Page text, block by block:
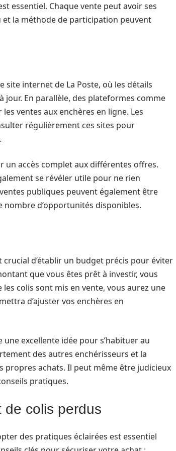
essentiel. Chaque vente peut avoir ses
la méthode de participation peuvent
site internet de La Poste, où les détails
En parallèle, des plateformes comme
ventes aux enchères en ligne. Les
régulièrement ces sites pour
accès complet aux différentes offres.
se révéler utile pour ne rien
publiques peuvent également être
d’opportunités disponibles.
crucial d’établir un budget précis pour éviter
que vous êtes prêt à investir, vous
colis sont mis en vente, vous aurez une
d’ajuster vos enchères en
excellente idée pour s’habituer au
des autres enchérisseurs et la
propres achats. Il peut même être judicieux
pratiques.
de colis perdus
des pratiques éclairées est essentiel